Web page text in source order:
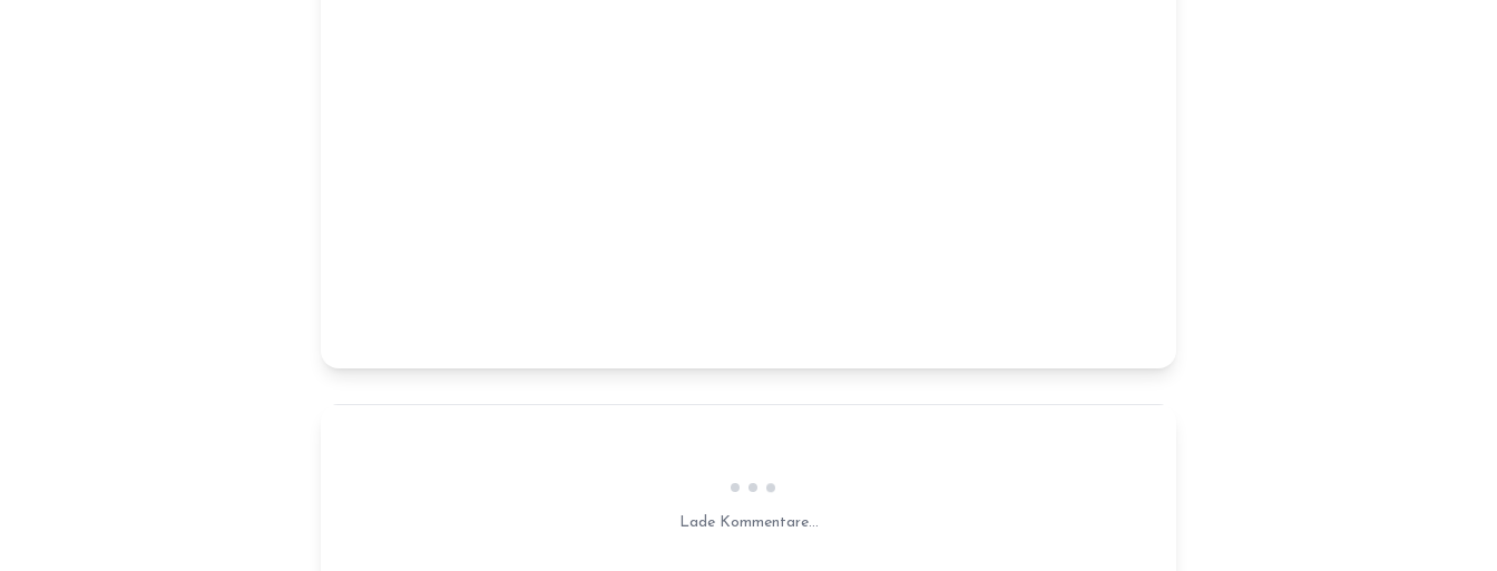
Lade Kommentare...